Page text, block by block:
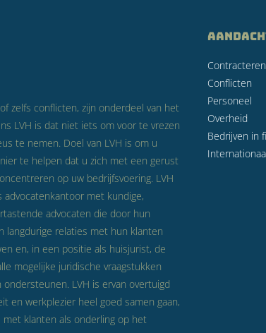
zelfs conflicten, zijn onderdeel van het
LVH is dat niet iets om voor te vrezen
te nemen. Doel van LVH is om u
te helpen dat u zich met een gerust
op uw bedrijfsvoering. LVH
advocatenkantoor met kundige,
advocaten die door hun
langdurige relaties met hun klanten
en, in een positie als huisjurist, de
mogelijke juridische vraagstukken
LVH is ervan overtuigd
en werkplezier heel goed samen gaan,
met klanten als onderling op het
Contracteren
Conflicten
Personeel
Overheid
Bedrijven in